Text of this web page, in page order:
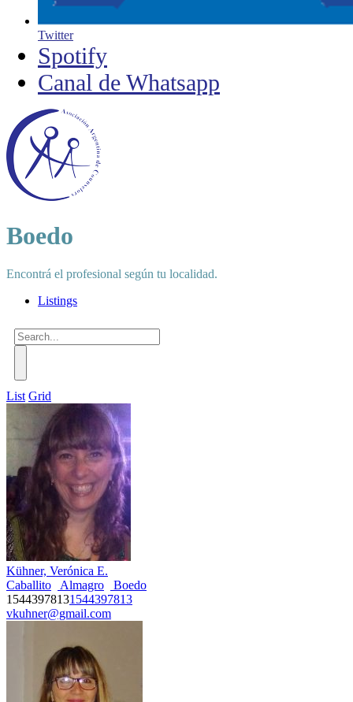
Twitter
Spotify
Canal de Whatsapp
Boedo
Encontrá el profesional según tu localidad.
Listings
List Grid
Kühner, Verónica E.
Caballito
Almagro
Boedo
15443978131544397813
vkuhner@gmail.com